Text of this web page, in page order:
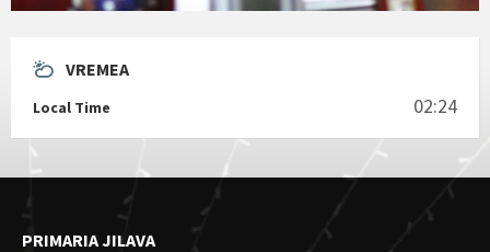
VREMEA
Local Time 02:24
PRIMARIA JILAVA